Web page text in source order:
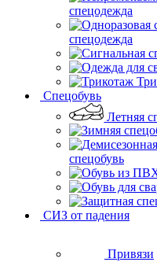
спецодежда
спецодежда
Спецобувь
Летняя
спецобувь
СИЗ от падения
Привязи